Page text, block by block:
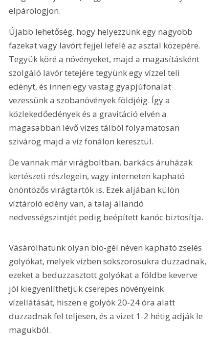
elpárologjon.
Újabb lehetőség, hogy helyezzünk egy nagyobb
fazekat vagy lavórt fejjel lefelé az asztal közepére.
Tegyük köré a növényeket, majd a magasításként
szolgáló lavór tetejére tegyünk egy vízzel teli
edényt, és innen egy vastag gyapjúfonalat
vezessünk a szobanövények földjéig. Így a
közlekedőedények és a gravitáció elvén a
magasabban lévő vizes tálból folyamatosan
szivárog majd a víz fonálon keresztül.
De vannak már virágboltban, barkács áruházak
kertészeti részlegein, vagy interneten kapható
önöntözős virágtartók is. Ezek aljában külön
víztároló edény van, a talaj állandó
nedvességszintjét pedig beépített kanóc biztosítja.
Vásárolhatunk olyan bio-gél néven kapható zselés
golyókat, melyek vízben sokszorosukra duzzadnak,
ezeket a beduzzasztott golyókat a földbe keverve
jól kiegyenlíthetjük cserepes növényeink
vízellátását, hiszen e golyók 20-24 óra alatt
duzzadnak fel teljesen, és a vizet 1-2 hétig adják le
magukból.